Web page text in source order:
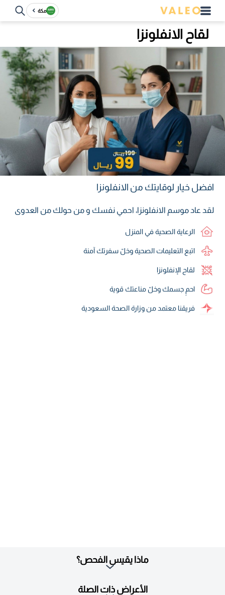
مكة
لقاح الانفلونزا
افضل خيار لوقايتك من الانفلونزا
لقد عاد موسم الانفلونزا، احمي نفسك و من حولك من العدوى
الرعاية الصحية في المنزل
اتبع التعليمات الصحية وخلّ سفرتك آمنة
لقاح الإنفلونزا
احمِ جسمك وخلّ مناعتك قوية
فريقنا معتمد من وزارة الصحة السعودية
ماذا يقيس الفحص؟
الأعراض ذات الصلة